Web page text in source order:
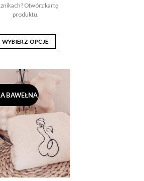
59,00zł
Otwórz kartę
produktu.
WYBIERZ OPCJE
wiele
wariantów.
Opcje
można
wybrać
stronie
produktu
BAWEŁNA